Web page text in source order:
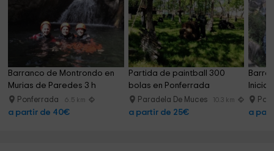
Barranco de Montrondo en
Murias de Paredes 3 h
Ponferrada 6.5 km
a partir de 40€
Partida de paintball 300
bolas en Ponferrada
Paradela De Muces 10.3 km
a partir de 25€ a